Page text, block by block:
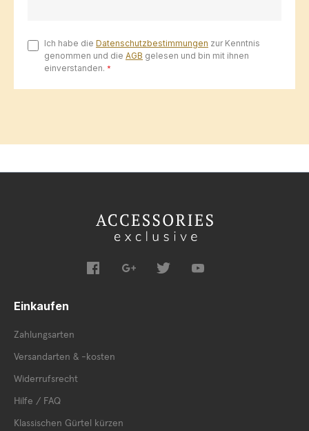
Ich habe die Datenschutzbestimmungen zur Kenntnis
genommen und die AGB gelesen und bin mit ihnen
einverstanden. *
Einkaufen
Zahlungsarten
Versandarten & -kosten
Widerrufsrecht
Hilfe / FAQ
Klassischen Gürtel kürzen